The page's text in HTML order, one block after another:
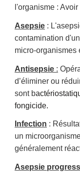
l'organisme :
Asepsie :
contamination
micro-organismes
Antisepsie :
d’éliminer ou
sont b
fongicide.
Infection :
un
généralement
Asepsie